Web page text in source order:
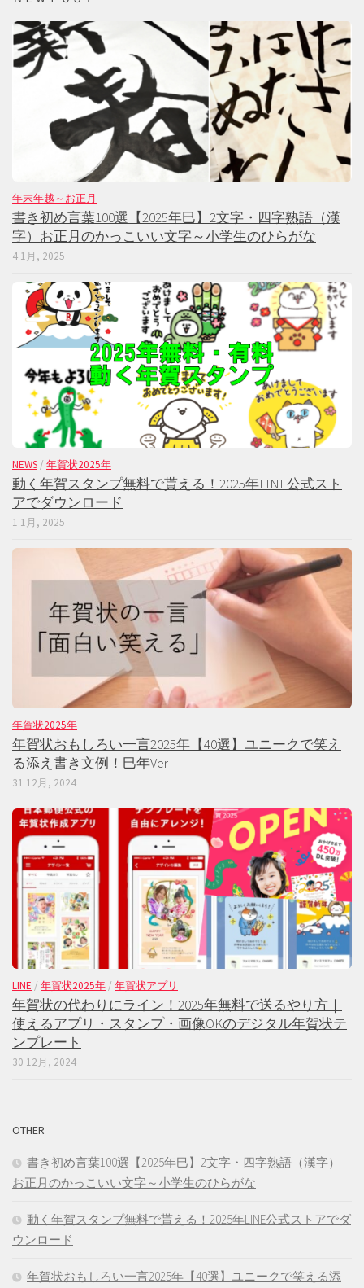
年末年越～お正月
書き初め言葉100選【2025年巳】2文字・四字熟語（漢
字）お正月のかっこいい文字～小学生のひらがな
4 1月, 2025
NEWS / 年賀状2025年
動く年賀スタンプ無料で貰える！2025年LINE公式スト
アでダウンロード
1 1月, 2025
年賀状2025年
年賀状おもしろい一言2025年【40選】ユニークで笑え
る添え書き文例！巳年Ver
31 12月, 2024
LINE / 年賀状2025年 / 年賀状アプリ
年賀状の代わりにライン！2025年無料で送るやり方｜
使えるアプリ・スタンプ・画像OKのデジタル年賀状テ
ンプレート
30 12月, 2024
OTHER
書き初め言葉100選【2025年巳】2文字・四字熟語（漢字）
お正月のかっこいい文字～小学生のひらがな
動く年賀スタンプ無料で貰える！2025年LINE公式ストアでダ
ウンロード
年賀状おもしろい一言2025年【40選】ユニークで笑える添